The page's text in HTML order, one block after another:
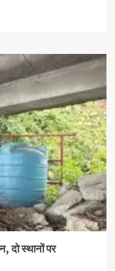
दो स्थानों पर